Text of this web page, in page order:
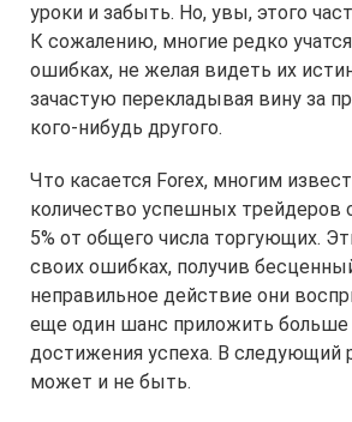
уроки и забыть. Но, увы, этого
К сожалению, многие редко
ошибках, не желая видеть их
зачастую перекладывая вину за
кого-нибудь другого.
Что касается Forex, многим
количество успешных трейдеров
5% от общего числа торгующих.
своих ошибках, получив
неправильное действие они
еще один шанс приложить больше
достижения успеха. В следующий
может и не быть.